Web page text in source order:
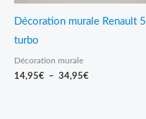
Décoration murale Renault 5
turbo
Décoration murale
14,95€ – 34,95€